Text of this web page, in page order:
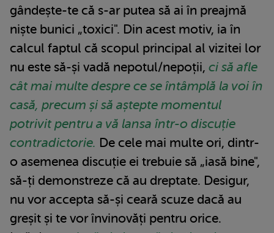
gândește-te că s-ar putea să ai în preajmă
niște bunici „toxici". Din acest motiv, ia în
calcul faptul că scopul principal al vizitei lor
nu este să-și vadă nepotul/nepoții, ci să afle
cât mai multe despre ce se întâmplă la voi în
casă, precum și să aștepte momentul
potrivit pentru a vă lansa într-o discuție
contradictorie. De cele mai multe ori, dintr-
o asemenea discuție ei trebuie să „iasă bine",
să-ți demonstreze că au dreptate. Desigur,
nu vor accepta să-și ceară scuze dacă au
greșit și te vor învinovăți pentru orice.